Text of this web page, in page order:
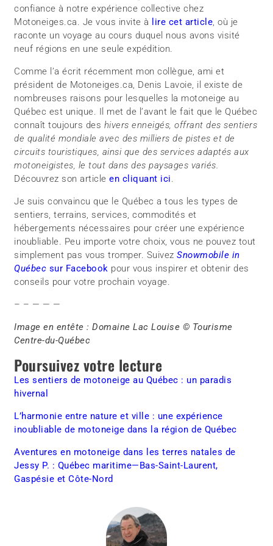
confiance à notre expérience collective chez
Motoneiges.ca. Je vous invite à
lire cet article , où je
raconte un voyage au cours duquel nous avons visité
neuf régions en une seule expédition.
Comme l’a écrit récemment mon collègue, ami et
président de Motoneiges.ca, Denis Lavoie, il existe de
nombreuses raisons pour lesquelles la motoneige au
Québec est unique. Il met de l’avant le fait que le Québec
connaît toujours des hivers enneigés, offrant des sentiers
de qualité mondiale avec des milliers de pistes et de
circuits touristiques, ainsi que des services adaptés aux
motoneigistes, le tout dans des paysages variés.
Découvrez son articleen cliquant ici
Je suis convaincu que le Québec a tous les types de
sentiers, terrains, services, commodités et
hébergements nécessaires pour créer une expérience
inoubliable. Peu importe votre choix, vous ne pouvez tout
simplement pas vous tromper. SuivezSnowmobile in
Québec sur Facebook pour vous inspirer et obtenir des
conseils pour votre prochain voyage.
– – — — —
Image en entête : Domaine Lac Louise © Tourisme
Centre-du-Québec
Poursuivez votre lecture
Les sentiers de motoneige au Québec : un paradis
hivernal
L’harmonie entre nature et ville : une expérience
inoubliable de motoneige dans la région de Québec
Aventures en motoneige dans les terres natales de
Jessy P. : Québec maritime—Bas-Saint-Laurent,
Gaspésie et Côte-Nord